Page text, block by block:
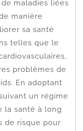
maladies liées
manière
sa santé
telles que le
problèmes de
En adoptant
un régime
la santé à long
de risque pour